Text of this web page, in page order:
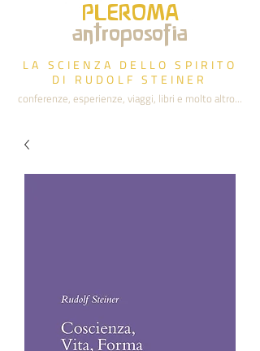
PLEROMA
antroposofia
LA SCIENZA DELLO SPIRITO
DI RUDOLF STEINER
conferenze, esperienze, viaggi, libri e molto altro...